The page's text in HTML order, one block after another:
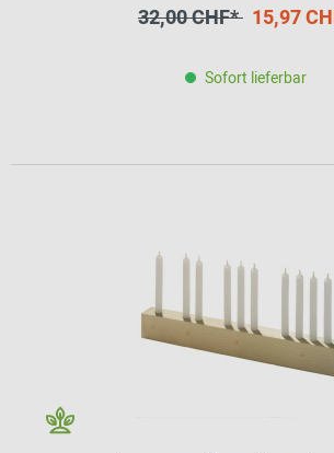
32,00 CHF* 15,97
Sofort lieferbar